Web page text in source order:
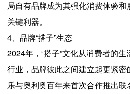
局自有品牌成为其强化消费体验
关键利器。
4、品牌“搭子”生态
2024年，“搭子”文化从消费者的
行业，品牌彼此之间建立起更紧
乐与奥利奥百年来首次合作推出联